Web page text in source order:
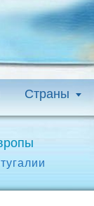
Страны